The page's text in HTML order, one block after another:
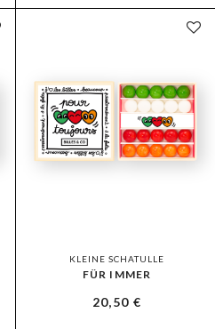
KLEINE SCHATULLE
FÜR IMMER
20,50€